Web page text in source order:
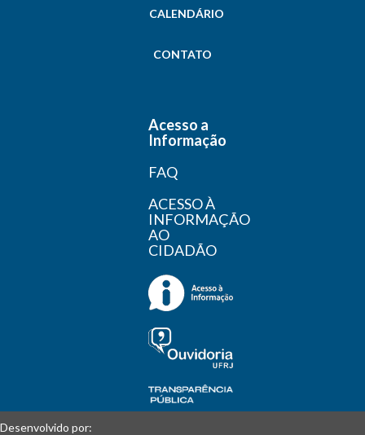
CALENDÁRIO
CONTATO
Acesso a
Informação
FAQ
ACESSO À
INFORMAÇÃO
AO
CIDADÃO
Desenvolvido por: